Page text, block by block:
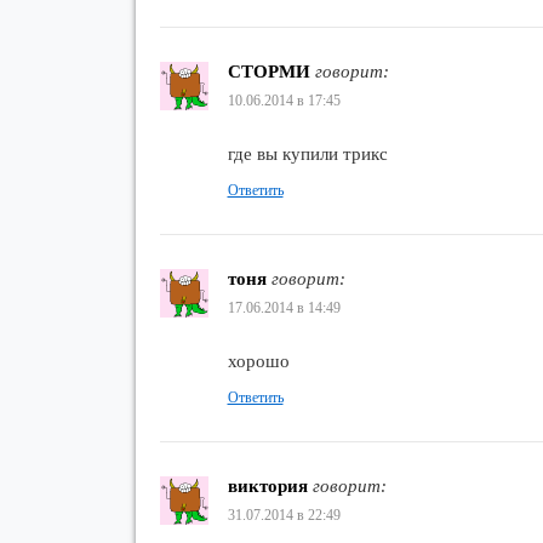
СТОРМИ говорит:
10.06.2014 в 17:45
где вы купили трикс
Ответить
тоня говорит:
17.06.2014 в 14:49
хорошо
Ответить
виктория говорит:
31.07.2014 в 22:49